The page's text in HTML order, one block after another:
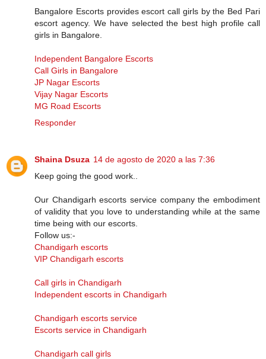
Bangalore Escorts provides escort call girls by the Bed Pari
escort agency. We have selected the best high profile call
girls in Bangalore.
Independent Bangalore Escorts
Call Girls in Bangalore
JP Nagar Escorts
Vijay Nagar Escorts
MG Road Escorts
Responder
Shaina Dsuza 14 de agosto de 2020 a las 7:36
Keep going the good work..
Our Chandigarh escorts service company the embodiment
of validity that you love to understanding while at the same
time being with our escorts.
Follow us:-
Chandigarh escorts
VIP Chandigarh escorts
Call girls in Chandigarh
Independent escorts in Chandigarh
Chandigarh escorts service
Escorts service in Chandigarh
Chandigarh call girls